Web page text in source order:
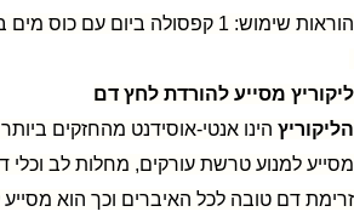
הוראות שימוש: 1 קפסולה ביום עם כוס מים בין הארוחות.
ליקוריץ מסייע להורדת לחץ דם
הליקוריץ הינו אנטי-אוסידנט מהחזקים
מסייע למנוע טרשת עורקים, מחלות לב וכלי
זרימת דם טובה לכל האיברים וכך הוא